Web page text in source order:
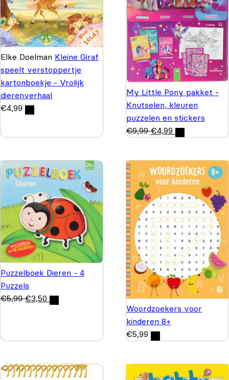
Elke Doelman Kleine Giraf
speelt verstoppertje
kartonboekje - Vrolijk
dierenverhaal
€4,99
My Little Pony pakket -
Knutselen, kleuren
puzzelen en stickers
€9,99 €4,99
Puzzelboek Dieren - 4
Puzzels
€5,99 €3,50
Woordzoekers voor
kinderen 8+
€5,99